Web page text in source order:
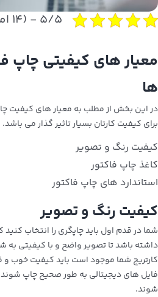
۵/۵ - (۱۴ امتیاز)
معیار های کیفیتی چاپ
ها
در این بخش از مطلب به معیار های کیفیت
برای کیفیت کارتان بسیار تاثیر گذار می باشد.
کیفیت رنگ و تصویر
کاغذ چاپ فاکتور
استاندارد های چاپ فاکتور
کیفیت رنگ و تصویر
شما در قدم اول باید چاپگری را انتخاب کنید
داشته باشد تا تصویر واضح و با کیفیتی به
کارتریج شما موجود است باید کیفیت خوب و
فایل‌ های دیجیتالی به طور صحیح چاپ شوند
شوند.